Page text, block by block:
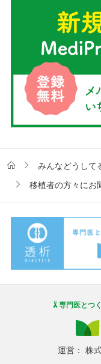
みんなどうして
移植者の方々にお聞き
専門医とつ
運営： 株